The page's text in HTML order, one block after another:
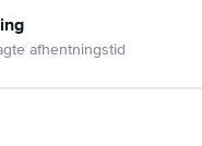
afhentningstid